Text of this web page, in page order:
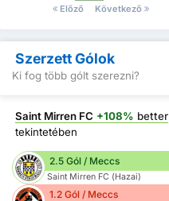
Előző Következő
Szerzett Gólok
Ki fog több gólt szerezni?
Saint Mirren FC +108% better
tekintetében
2.5 Gól / Meccs
Saint Mirren FC (Hazai)
1.2 Gól / Meccs